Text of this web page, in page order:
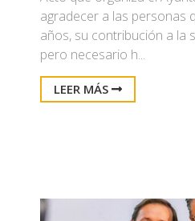
agradecer a las personas
años, su contribución a la
pero necesario h...
LEER MÁS